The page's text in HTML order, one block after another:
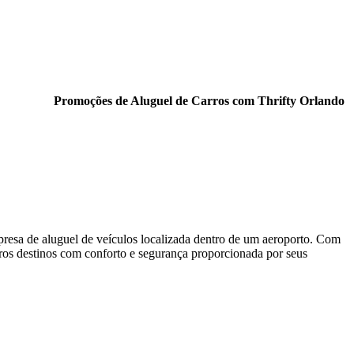
Promoções de Aluguel de Carros com Thrifty Orlando
de aluguel de veículos localizada dentro de um aeroporto. Com
destinos com conforto e segurança proporcionada por seus